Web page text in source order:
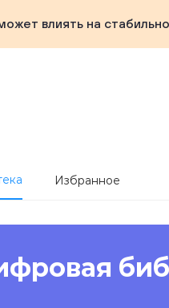
влиять на
Избранное